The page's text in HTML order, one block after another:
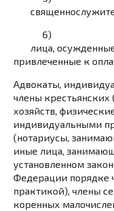
6)
лица,
привлеченные к
Адвокаты,
члены
хозяйств,
индивидуальными
(нотариусы,
иные лица,
установленном
Федерации порядке
практикой), члены
коренных